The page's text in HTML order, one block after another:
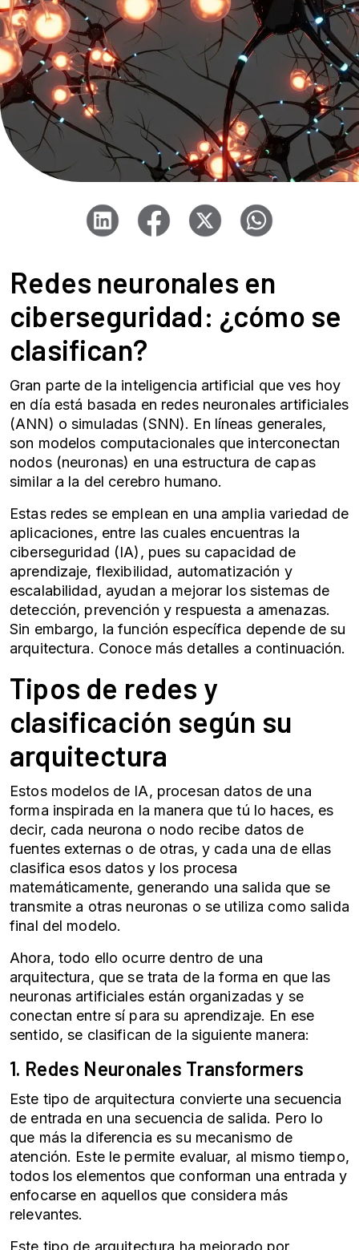
Redes neuronales en
ciberseguridad: ¿cómo se
clasifican?
Gran parte de la inteligencia artificial que ves hoy
en día está basada en redes neuronales artificiales
(ANN) o simuladas (SNN). En líneas generales,
son modelos computacionales que interconectan
nodos (neuronas) en una estructura de capas
similar a la del cerebro humano.
Estas redes se emplean en una amplia variedad de
aplicaciones, entre las cuales encuentras la
ciberseguridad (IA), pues su capacidad de
aprendizaje, flexibilidad, automatización y
escalabilidad, ayudan a mejorar los sistemas de
detección, prevención y respuesta a amenazas.
Sin embargo, la función específica depende de su
arquitectura. Conoce más detalles a continuación.
Tipos de redes y
clasificación según su
arquitectura
Estos modelos de IA, procesan datos de una
forma inspirada en la manera que tú lo haces, es
decir, cada neurona o nodo recibe datos de
fuentes externas o de otras, y cada una de ellas
clasifica esos datos y los procesa
matemáticamente, generando una salida que se
transmite a otras neuronas o se utiliza como salida
final del modelo.
Ahora, todo ello ocurre dentro de una
arquitectura, que se trata de la forma en que las
neuronas artificiales están organizadas y se
conectan entre sí para su aprendizaje. En ese
sentido, se clasifican de la siguiente manera:
1. Redes Neuronales Transformers
Este tipo de arquitectura convierte una secuencia
de entrada en una secuencia de salida. Pero lo
que más la diferencia es su mecanismo de
atención. Este le permite evaluar, al mismo tiempo,
todos los elementos que conforman una entrada y
enfocarse en aquellos que considera más
relevantes.
Este tipo de arquitectura ha mejorado por